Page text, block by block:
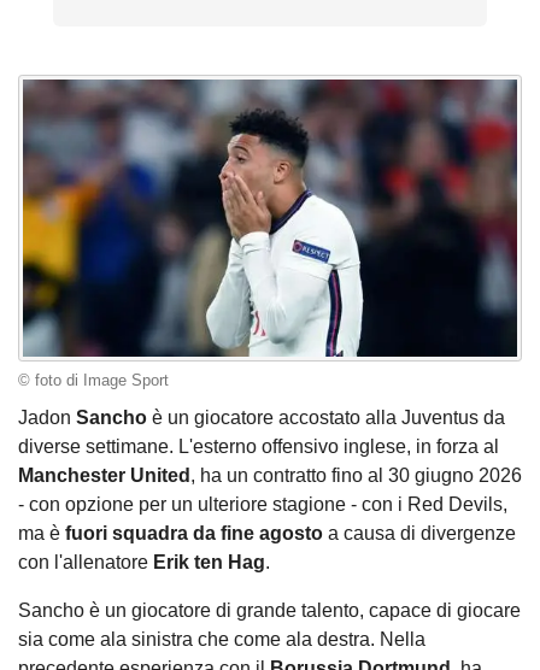
© foto di Image Sport
Jadon Sancho è un giocatore accostato alla Juventus da
diverse settimane. L'esterno offensivo inglese, in forza al
Manchester United , ha un contratto fino al 30 giugno 2026
- con opzione per un ulteriore stagione - con i Red Devils,
ma è fuori squadra da fine agosto a causa di divergenze
con l'allenatore Erik ten Hag.
Sancho è un giocatore di grande talento, capace di giocare
sia come ala sinistra che come ala destra. Nella